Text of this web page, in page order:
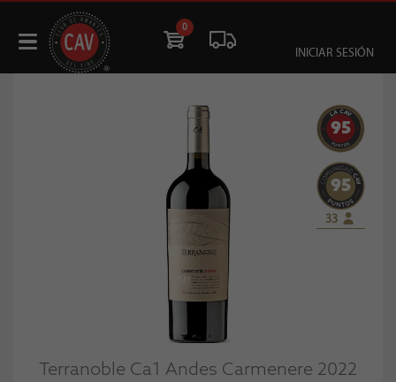
0
INICIAR SESIÓN
95
95
33
Terranoble Ca1 Andes Carmenere 2022